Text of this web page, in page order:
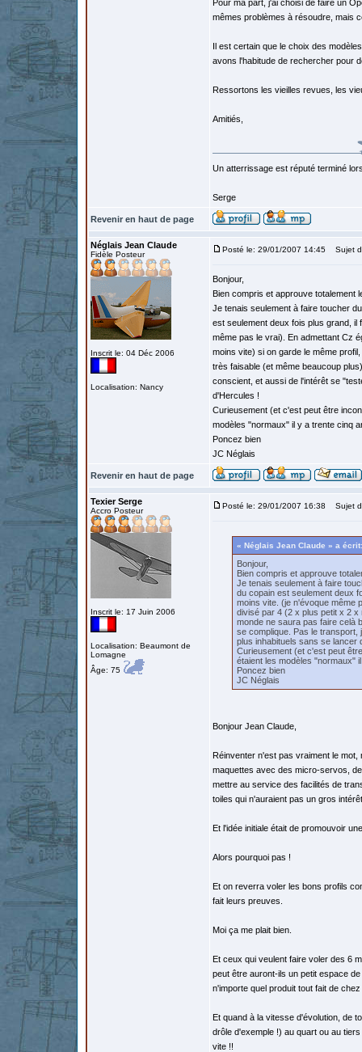
Pour ma part, j'ai choisi de faire un
mêmes problèmes à résoudre, mais
Il est certain que le choix des
avons l'habitude de rechercher pour
Ressortons les vieilles revues, les
Amitiés,
Un atterrissage est réputé terminé
Serge
Revenir en haut de page
Néglais Jean Claude
Fidèle Posteur
Inscrit le: 04 Déc 2006
Localisation: Nancy
Posté le: 29/01/2007 14:45 Sujet
Bonjour,
Bien compris et approuve totalement
Je tenais seulement à faire toucher
est seulement deux fois plus grand, il
même pas le vrai). En admettant Cz
moins vite) si on garde le même
très faisable (et même beaucoup
conscient, et aussi de l'intérêt se
d'Hercules !
Curieusement (et c'est peut être
modèles "normaux" il y a trente cinq
Poncez bien
JC Néglais
Revenir en haut de page
Texier Serge
Accro Posteur
Inscrit le: 17 Juin 2006
Localisation: Beaumont de
Lomagne
Âge: 75
Posté le: 29/01/2007 16:38 Sujet
« Néglais Jean Claude » a
Bonjour,
Bien compris et approuve
Je tenais seulement à faire
du copain est seulement deux
moins vite. (je n'évoque même
divisé par 4 (2 x plus petit x 2 x
monde ne saura pas faire celà
se complique. Pas le
plus inhabituels sans se
Curieusement (et c'est peut
étaient les modèles "normaux"
Poncez bien
JC Néglais
Bonjour Jean Claude,
Réinventer n'est pas vraiment le
maquettes avec des micro-servos,
mettre au service des facilités de
toiles qui n'auraient pas un gros
Et l'idée initiale était de promouvoir
Alors pourquoi pas !
Et on reverra voler les bons profils
fait leurs preuves.
Moi ça me plait bien.
Et ceux qui veulent faire voler des 6
peut être auront-ils un petit espace
n'importe quel produit tout fait de
Et quand à la vitesse d'évolution, de
drôle d'exemple !) au quart ou au
vite !!